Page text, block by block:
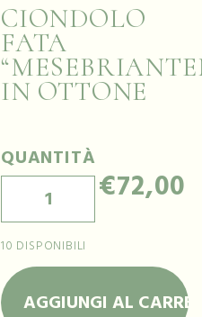
CIONDOLO
FATA
IN OTTONE
QUANTITÀ
€72,00
10 DISPONIBILI
AGGIUNGI AL